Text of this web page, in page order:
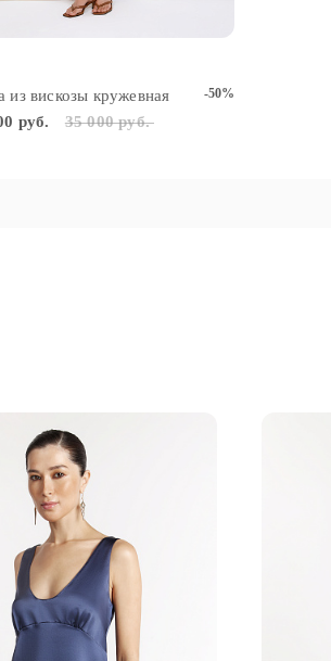
из вискозы кружевная -50%
руб. 35 000 руб.